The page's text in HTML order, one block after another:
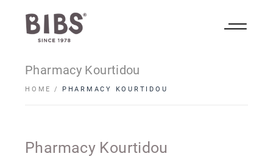
Pharmacy Kourtidou
HOME PHARMACY KOURTIDOU
Pharmacy Kourtidou